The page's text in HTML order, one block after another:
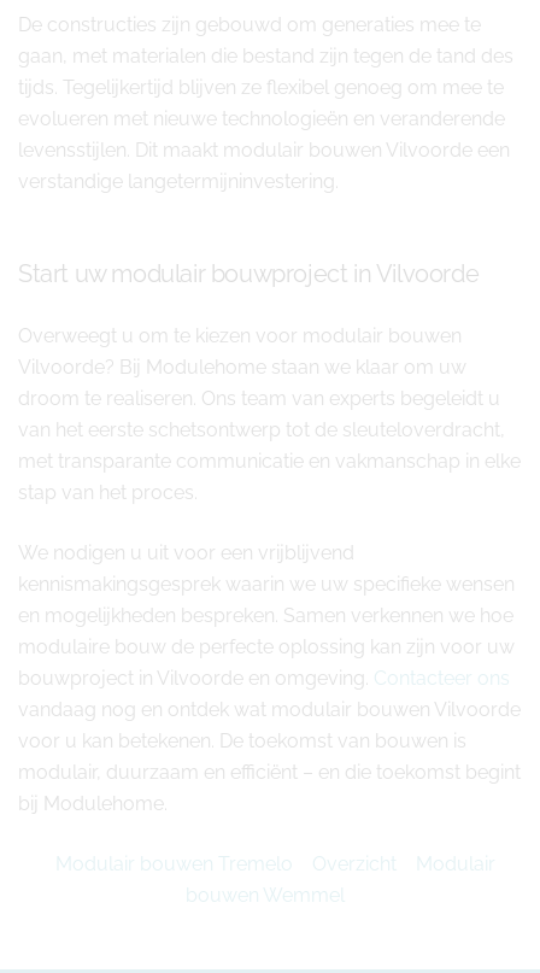
De constructies zijn gebouwd om generaties mee te
gaan, met materialen die bestand zijn tegen de tand des
tijds. Tegelijkertijd blijven ze flexibel genoeg om mee te
evolueren met nieuwe technologieën en veranderende
levensstijlen. Dit maakt modulair bouwen Vilvoorde een
verstandige langetermijninvestering.
Start uw modulair bouwproject in Vilvoorde
Overweegt u om te kiezen voor modulair bouwen
Vilvoorde? Bij Modulehome staan we klaar om uw
droom te realiseren. Ons team van experts begeleidt u
van het eerste schetsontwerp tot de sleuteloverdracht,
met transparante communicatie en vakmanschap in elke
stap van het proces.
We nodigen u uit voor een vrijblijvend
kennismakingsgesprek waarin we uw specifieke wensen
en mogelijkheden bespreken. Samen verkennen we hoe
modulaire bouw de perfecte oplossing kan zijn voor uw
bouwproject in Vilvoorde en omgeving. Contacteer ons
vandaag nog en ontdek wat modulair bouwen Vilvoorde
voor u kan betekenen. De toekomst van bouwen is
modulair, duurzaam en efficiënt – en die toekomst begint
bij Modulehome.
Modulair bouwen Tremelo Overzicht
Modulair
bouwen Wemmel